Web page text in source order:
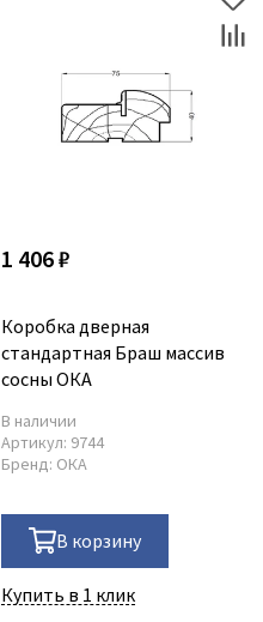
1 406 ₽
Коробка дверная
стандартная Браш массив
сосны ОКА
В наличии
Артикул: 9744
Бренд: ОКА
В корзину
Купить в 1 клик